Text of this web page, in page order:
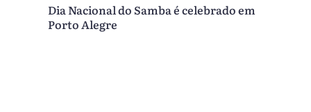
Dia Nacional do Samba é celebrado em
Porto Alegre